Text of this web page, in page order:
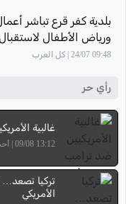
بلدية كفر قرع تباشر
ورياض الأطفال
2026–2027
09:48 24/07 | كل العرب
رأي حر
غالبية
13:12 09/08 | أحمد حازم
تركيا تصعد…
الأمريكي